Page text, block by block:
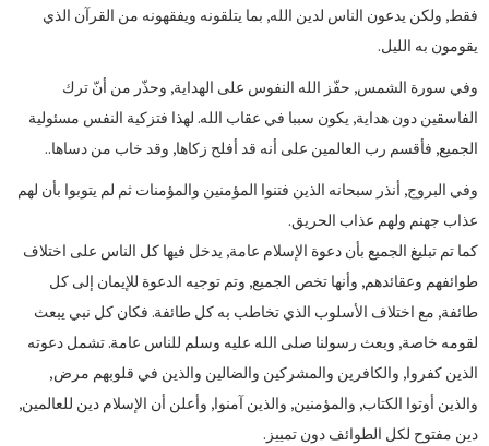
فقط, ولكن يدعون الناس لدين الله, بما يتلقونه ويفقهونه من القرآن الذي
يقومون به الليل.
وفي سورة الشمس, حفّز الله النفوس على الهداية, وحذّر من أنّ ترك
الفاسقين دون هداية, يكون سببا في عقاب الله. لهذا فتزكية النفس مسئولية
الجميع, فأقسم رب العالمين على أنه قد أفلح زكاها, وقد خاب من دساها..
وفي البروج, أنذر سبحانه الذين فتنوا المؤمنين والمؤمنات ثم لم يتوبوا بأن لهم
عذاب جهنم ولهم عذاب الحريق.
كما تم تبليغ الجميع بأن دعوة الإسلام عامة, يدخل فيها كل الناس على اختلاف
طوائفهم وعقائدهم, وأنها تخص الجميع, وتم توجيه الدعوة للإيمان إلى كل
طائفة, مع اختلاف الأسلوب الذي تخاطب به كل طائفة. فكان كل نبي يبعث
لقومه خاصة, وبعث رسولنا صلى الله عليه وسلم للناس عامة. تشمل دعوته
الذين كفروا, والكافرين والمشركين والضالين والذين في قلوبهم مرض,
والذين أوتوا الكتاب, والمؤمنين, والذين آمنوا, وأعلن أن الإسلام دين للعالمين,
دين مفتوح لكل الطوائف دون تمييز.